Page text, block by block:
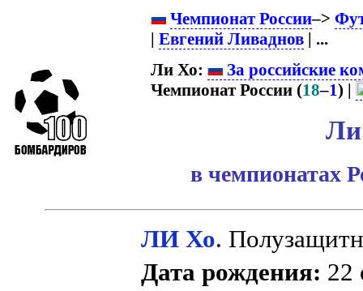
Чемпионат России–>
| Евгений Ливаднов| ...
Ли Хо:
За российские
Чемпионат России (18–1) |
в чемпионатах
ЛИ Хо.
Дата рождения: 22